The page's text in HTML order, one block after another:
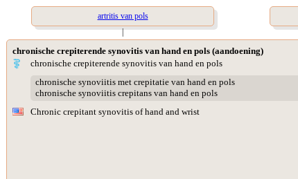
artritis van pols
|
chronische crepiterende synovitis van hand en pols (aandoening)
chronische crepiterende synovitis van hand en pols
chronische synoviitis met crepitatie van hand en pols
chronische synoviitis crepitans van hand en pols
Chronic crepitant synovitis of hand and wrist